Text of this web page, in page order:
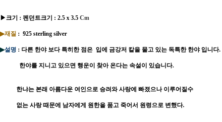
▶크기 : 펜던트크기 : 2.5 x 3.5 Cm
▶재질 : 925 sterling silver
▶설명 : 다른 한야 보다 특히한 점은 입에 금강저 칼을 물고 있는 독특한 한야 입니다.
한야를 지니고 있으면 행운이 찾아 온다는 속설이 있습니다.
한냐는 본래 아름다운 여인으로 승려와 사랑에 빠졌으나 이루어질수
없는 사랑 때문에 남자에게 원한을 품고 죽어서 원령으로 변했다.